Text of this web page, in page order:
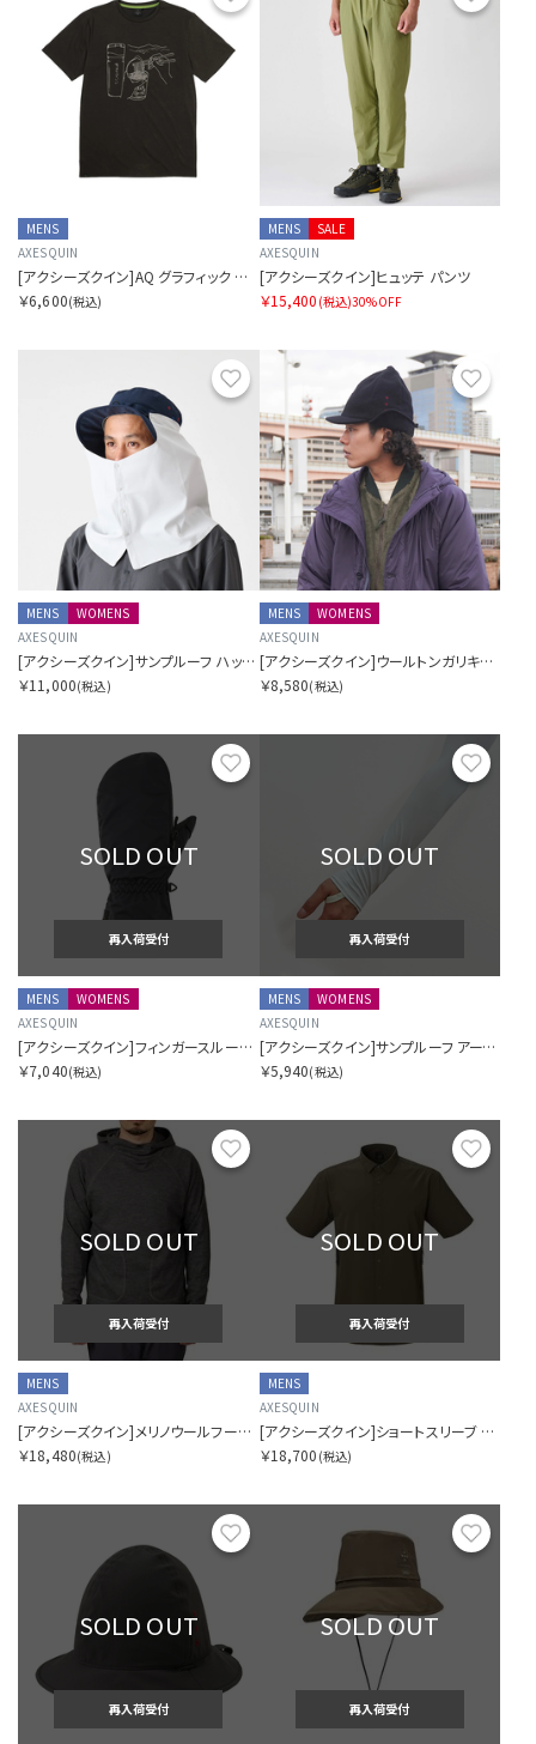
MENS
AXESQUIN
[アクシーズクイン]AQ グラフィック ティー カップ麺
￥6,600(税込)
SALE
MENS
AXESQUIN
[アクシーズクイン]ヒュッテ パンツ
￥15,400 (税込)30%OFF
お気に入り
MENS
WOMENS
AXESQUIN
[アクシーズクイン]サンプルーフ ハット シェード
￥11,000(税込)
MENS
WOMENS
AXESQUIN
[アクシーズクイン]ウールトンガリキャップ
￥8,580(税込)
お気に入り
SOLD OUT
再入荷受付
MENS
WOMENS
AXESQUIN
[アクシーズクイン]フィンガースルーミトン ORIGINAL
￥7,040(税込)
SOLD OUT
再入荷受付
MENS
WOMENS
AXESQUIN
[アクシーズクイン]サンプルーフ アームカバー
￥5,940(税込)
お気に入り
SOLD OUT
再入荷受付
MENS
AXESQUIN
[アクシーズクイン]メリノウールフーディ
￥18,480(税込)
SOLD OUT
再入荷受付
MENS
AXESQUIN
[アクシーズクイン]ショートスリーブ ベンチレーションシャツ
￥18,700 (税込)
お気に入り
SOLD OUT
再入荷受付
SOLD OUT
再入荷受付